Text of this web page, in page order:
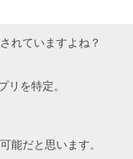
れていますよね？
リを特定。
能だと思います。